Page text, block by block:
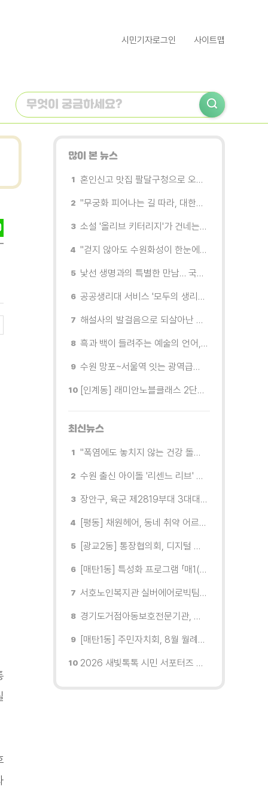
시민기자로그인 사이트맵
많이 본 뉴스
혼인신고 맛집 팔달구청으로 오세요
"무궁화 피어나는 길 따라, 대한민국을 걷는다"
소설 '올리브 키터리지'가 건네는 삶과 연민의 철학
"걷지 않아도 수원화성이 한눈에"…무장애 관광버스 '수원행차' 타보니
낯선 생명과의 특별한 만남… 국제전 《패트리샤 피치니니: 킨쉽》
공공생리대 서비스 '모두의 생리대' 시범 운영...수원시청·4개 구청 등에 지급기 설치
해설사의 발걸음으로 되살아난 수원의 독립운동 역사
흑과 백이 들려주는 예술의 언어, 수원시립미술관 소장품전《블랑 블랙 파노라마》
수원 망포~서울역 잇는 광역급행버스 M5165번, 8월 3일 개통
[인계동] 래미안노블클래스 2단지 경로당, 무더위 속 독거노인에게 '따뜻한 한 끼' 대접
최신뉴스
"폭염에도 놓치지 않는 건강 돌봄" 팔달구보건소 취약계층 안부 살핀다
수원 출신 아이돌 '리센느 리브' 추천! 직접 따라가 본 수원 필수 코스
장안구, 육군 제2819부대 3대대로부터 감사장 받아
[평동] 채원헤어, 동네 취약 어르신을 위한 이미용서비스 무료 지원
[광교2동] 통장협의회, 디지털 교육 실시
[매탄1동] 특성화 프로그램 「매1(일) 친환경 문화학교」 개강
서호노인복지관 실버에어로빅팀, 제2회 협회장배 수원시에어로빅힙합대회 시니어부 단체전'1위'쾌거
경기도거점아동보호전문기관, 학대피해아동가정 회복 및 재학대 예방 나선다
[매탄1동] 주민자치회, 8월 월례회의 개최
2026 새빛톡톡 시민 서포터즈 발대식 현장